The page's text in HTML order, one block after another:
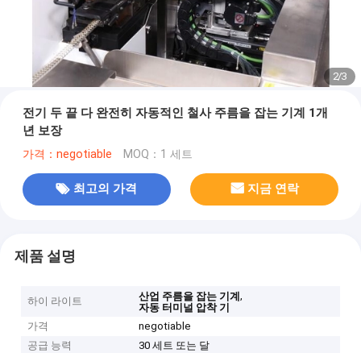
2/3
전기 두 끝 다 완전히 자동적인 철사 주름을 잡는 기계 1개
년 보장
가격：negotiable MOQ：1 세트
최고의 가격 지금 연락
제품 설명
하이 라이트 산업 주름을 잡는 기계,
자동 터미널 압착 기
가격
negotiable
공급 능력
30 세트 또는 달